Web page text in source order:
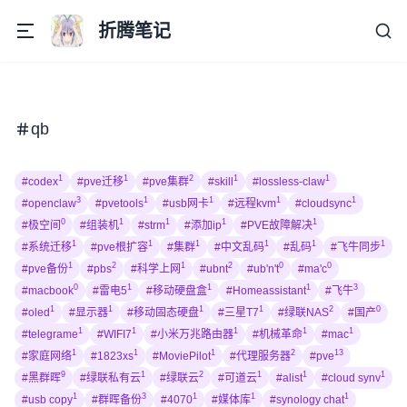
折腾笔记
qb
#codex1 #pve迁移1 #pve集群2 #skill 1 #lossless-claw1
#openclaw3 #pvetools1 #usb网卡1 #远程kvm1 #cloudsync1
#极空间 0 #组装机1 #strm1 #添加ip1 #PVE故障解决1
#系统迁移1 #pve根扩容1 #集群1 #中文乱码1 #乱码1 #飞牛同步1
#pve备份1 #pbs2 #科学上网 1 #ubnt2 #ub'n't0 #ma'c0
#macbook0 #雷电5 1 #移动硬盘盒1 #Homeassistant1 #飞牛3
#oled 1 #显示器1 #移动固态硬盘1 #三星T7 1 #绿联NAS2 #国产0
#telegrame 1 #WIFI7 1 #小米万兆路由器1 #机械革命1 #mac1
#家庭网络1 #1823xs1 #MoviePilot1 #代理服务器2 #pve 13
#黑群晖9 #绿联私有云1 #绿联云2 #可道云1 #alist1 #cloud synv1
#usb copy1 #群晖备份3 #40701 #媒体库1 #synology chat1